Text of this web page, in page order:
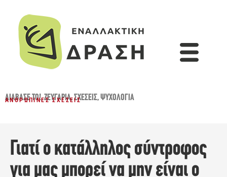
ΔΙΆΒΑΣΈ ΤΟ!,ΖΕΥΓΆΡΙΑ,ΣΧΈΣΕΙΣ,ΨΥΧΟΛΟΓΊΑ
ΑΝΘΡΏΠΙΝΕΣ ΣΧΈΣΕΙΣ
Γιατί ο κατάλληλος σύντροφος
για μας μπορεί να μην είναι ο